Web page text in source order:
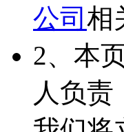
公司 相
2、本
人负